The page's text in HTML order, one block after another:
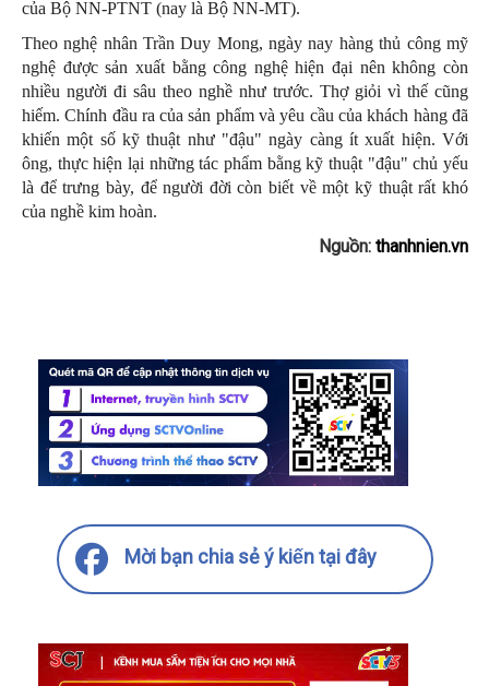
của Bộ NN-PTNT (nay là Bộ NN-MT).
Theo nghệ nhân Trần Duy Mong, ngày nay hàng thủ công mỹ
nghệ được sản xuất bằng công nghệ hiện đại nên không còn
nhiều người đi sâu theo nghề như trước. Thợ giỏi vì thế cũng
hiếm. Chính đầu ra của sản phẩm và yêu cầu của khách hàng đã
khiến một số kỹ thuật như "đậu" ngày càng ít xuất hiện. Với
ông, thực hiện lại những tác phẩm bằng kỹ thuật "đậu" chủ yếu
là để trưng bày, để người đời còn biết về một kỹ thuật rất khó
của nghề kim hoàn.
Nguồn: thanhnien.vn
Mời bạn chia sẻ ý kiến tại đây